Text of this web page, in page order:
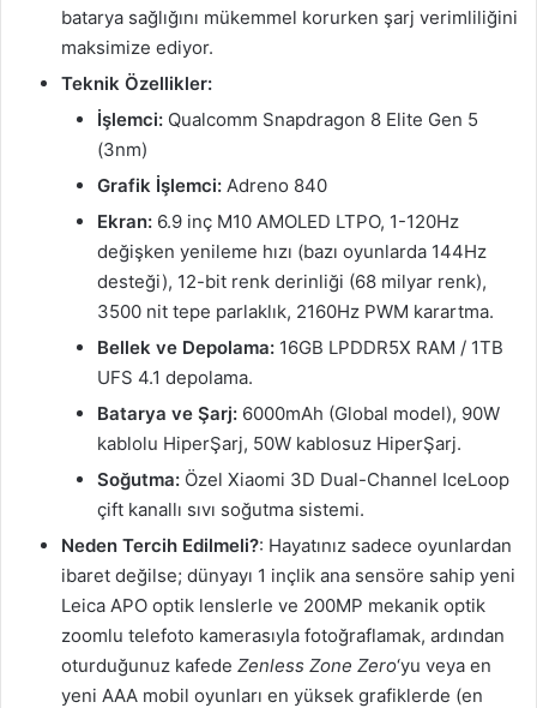
batarya sağlığını mükemmel korurken şarj verimliliğini
maksimize ediyor.
Teknik Özellikler:
İşlemci: Qualcomm Snapdragon 8 Elite Gen 5
(3nm)
Grafik İşlemci: Adreno 840
Ekran: 6.9 inç M10 AMOLED LTPO, 1-120Hz
değişken yenileme hızı (bazı oyunlarda 144Hz
desteği), 12-bit renk derinliği (68 milyar renk),
3500 nit tepe parlaklık, 2160Hz PWM karartma.
Bellek ve Depolama: 16GB LPDDR5X RAM / 1TB
UFS 4.1 depolama.
Batarya ve Şarj: 6000mAh (Global model), 90W
kablolu HiperŞarj, 50W kablosuz HiperŞarj.
Soğutma: Özel Xiaomi 3D Dual-Channel IceLoop
çift kanallı sıvı soğutma sistemi.
Neden Tercih Edilmeli?: Hayatınız sadece oyunlardan
ibaret değilse; dünyayı 1 inçlik ana sensöre sahip yeni
Leica APO optik lenslerle ve 200MP mekanik optik
zoomlu telefoto kamerasıyla fotoğraflamak, ardından
oturduğunuz kafede Zenless Zone Zero‘yu veya en
yeni AAA mobil oyunları en yüksek grafiklerde (en